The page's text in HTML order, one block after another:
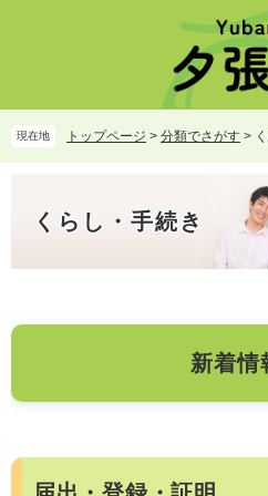
頭
で
飛
ば
へ
現在地 トップページ > 分類でさがす >
くらし・手続き
新着情